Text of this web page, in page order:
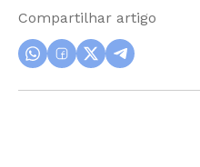
Compartilhar artigo